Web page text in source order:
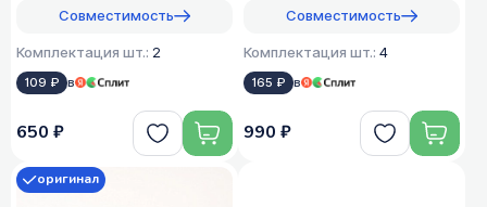
Совместимость
Комплектация шт.: 2
109 ₽ в
650 ₽
Совместимость
Комплектация шт.: 4
165 ₽ в
990 ₽
оригинал